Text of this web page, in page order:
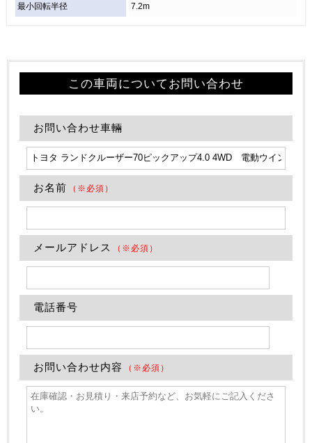
最小回転半径 7.2m
この車両についてお問い合わせ
お問い合わせ車輛
お名前 （※必須）
メールアドレス （※必須）
電話番号
お問い合わせ内容 （※必須）